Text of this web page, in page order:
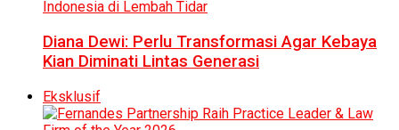
Diana Dewi: Perlu Transformasi Agar Kebaya
Kian Diminati Lintas Generasi
Eksklusif